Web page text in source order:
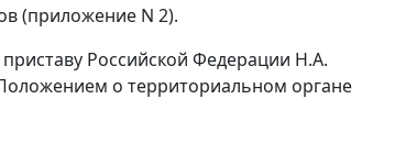
(приложение N 2).
Российской Федерации Н.А.
о территориальном органе